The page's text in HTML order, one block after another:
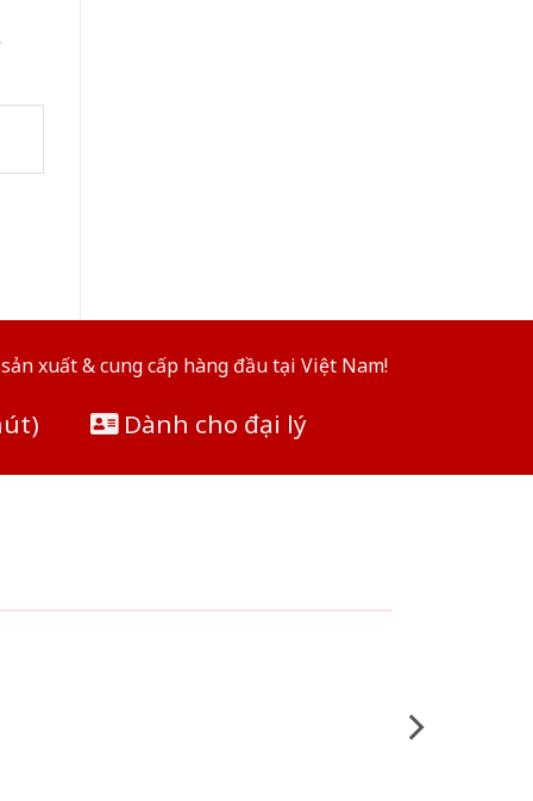
xuất & cung cấp hàng đầu tại Việt Nam!
Dành cho đại lý